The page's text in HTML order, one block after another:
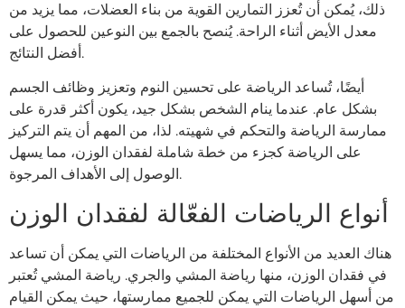
ذلك، يُمكن أن تُعزز التمارين القوية من بناء العضلات، مما يزيد من
معدل الأيض أثناء الراحة. يُنصح بالجمع بين النوعين للحصول على
أفضل النتائج.
أيضًا، تُساعد الرياضة على تحسين النوم وتعزيز وظائف الجسم
بشكل عام. عندما ينام الشخص بشكل جيد، يكون أكثر قدرة على
ممارسة الرياضة والتحكم في شهيته. لذا، من المهم أن يتم التركيز
على الرياضة كجزء من خطة شاملة لفقدان الوزن، مما يسهل
الوصول إلى الأهداف المرجوة.
أنواع الرياضات الفعّالة لفقدان الوزن
هناك العديد من الأنواع المختلفة من الرياضات التي يمكن أن تساعد
في فقدان الوزن، منها رياضة المشي والجري. رياضة المشي تُعتبر
من أسهل الرياضات التي يمكن للجميع ممارستها، حيث يمكن القيام